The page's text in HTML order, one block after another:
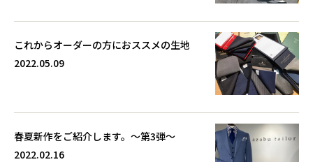
これからオーダーの方におススメの生地
2022.05.09
春夏新作をご紹介します。～第3弾～
2022.02.16